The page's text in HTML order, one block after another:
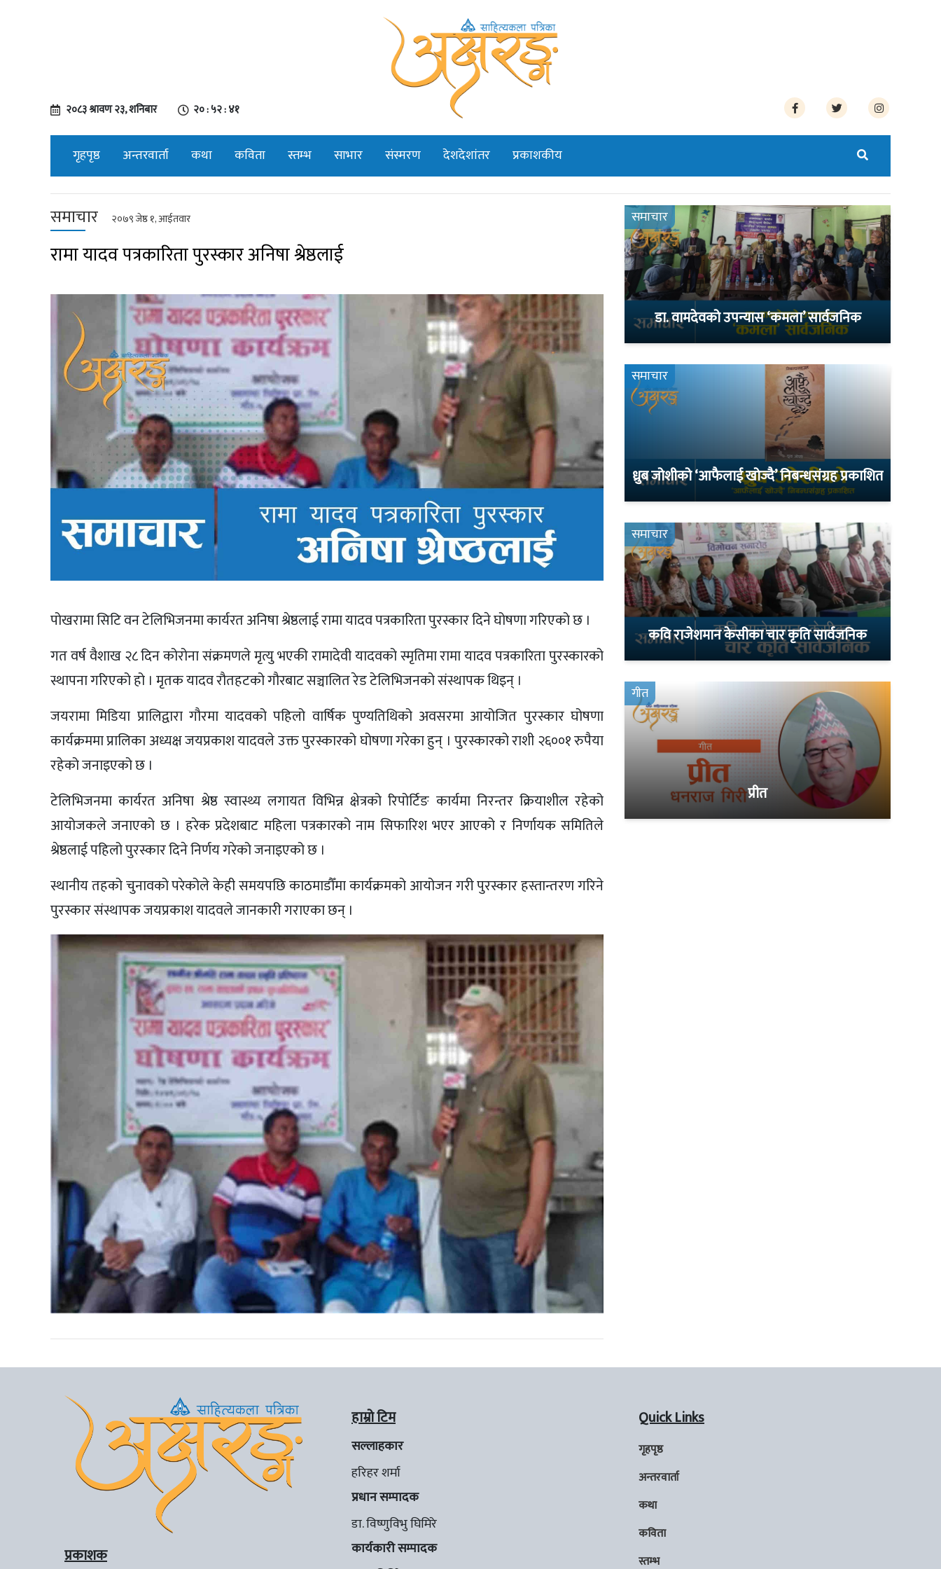
२०८३ श्रावण २३, शनिबार २० : ५२ : ४२
गृहपृष्ठ अन्तरवार्ता कथा कविता स्तम्भ साभार संस्मरण देशदेशांतर प्रकाशकीय
समाचार २०७९ जेष्ठ १, आईतवार
रामा यादव पत्रकारिता पुरस्कार अनिषा श्रेष्ठलाई
पोखरामा सिटि वन टेलिभिजनमा कार्यरत अनिषा श्रेष्ठलाई रामा यादव पत्रकारिता पुरस्कार दिने घोषणा गरिएको छ ।
गत वर्ष वैशाख २८ दिन कोरोना संक्रमणले मृत्यु भएकी रामादेवी यादवको स्मृतिमा रामा यादव पत्रकारिता पुरस्कारको
स्थापना गरिएको हो । मृतक यादव रौतहटको गौरबाट सञ्चालित रेड टेलिभिजनको संस्थापक थिइन् ।
जयरामा मिडिया प्रालिद्वारा गौरमा यादवको पहिलो वार्षिक पुण्यतिथिको अवसरमा आयोजित पुरस्कार घोषणा
कार्यक्रममा प्रालिका अध्यक्ष जयप्रकाश यादवले उक्त पुरस्कारको घोषणा गरेका हुन् । पुरस्कारको राशी २६००१ रुपैया
रहेको जनाइएको छ ।
टेलिभिजनमा कार्यरत अनिषा श्रेष्ठ स्वास्थ्य लगायत विभिन्न क्षेत्रको रिपोर्टिङ कार्यमा निरन्तर क्रियाशील रहेको
आयोजकले जनाएको छ । हरेक प्रदेशबाट महिला पत्रकारको नाम सिफारिश भएर आएको र निर्णायक समितिले
श्रेष्ठलाई पहिलो पुरस्कार दिने निर्णय गरेको जनाइएको छ ।
स्थानीय तहको चुनावको परेकोले केही समयपछि काठमाडौँमा कार्यक्रमको आयोजन गरी पुरस्कार हस्तान्तरण गरिने
पुरस्कार संस्थापक जयप्रकाश यादवले जानकारी गराएका छन् ।
समाचार
डा. वामदेवको उपन्यास ‘कमला’ सार्वजनिक
समाचार
ध्रुब जोशीको ‘आफैलाई खोज्दै’ निबन्धसंग्रह प्रकाशित
समाचार
कवि राजेशमान केसीका चार कृति सार्वजनिक
गीत
प्रीत
प्रकाशक
हाम्रो टिम
सल्लाहकार
हरिहर शर्मा
प्रधान सम्पादक
डा. विष्णुविभु घिमिरे
कार्यकारी सम्पादक
Quick Links
गृहपृष्ठ
अन्तरवार्ता
कथा
कविता
स्तम्भ